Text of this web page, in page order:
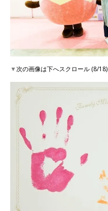
▼次の画像は下へスクロール (8/18)